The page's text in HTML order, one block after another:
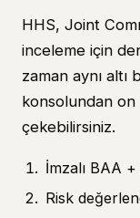
HHS, Joint
inceleme için
zaman aynı
konsolundan on
çekebilirsiniz.
İmzalı BAA
Risk